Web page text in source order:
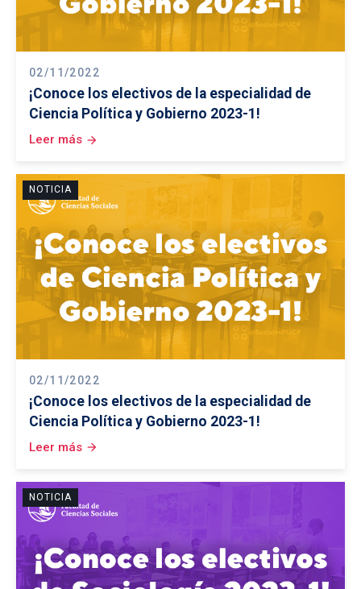
02/11/2022
¡Conoce los electivos de la especialidad de
Ciencia Política y Gobierno 2023-1!
Leer más arrow_forward
NOTICIA
02/11/2022
¡Conoce los electivos de la especialidad de
Ciencia Política y Gobierno 2023-1!
Leer más arrow_forward
NOTICIA